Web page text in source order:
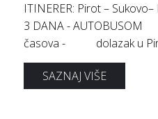
ITINERER: Pirot –
3 DANA -
časova - dolazak u
SAZNAJ VIŠE